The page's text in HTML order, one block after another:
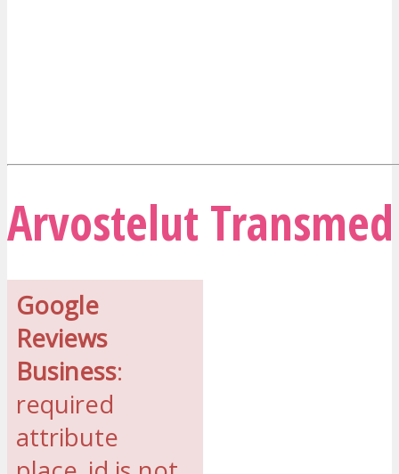
Arvostelut
Google
Reviews
Business:
required
attribute